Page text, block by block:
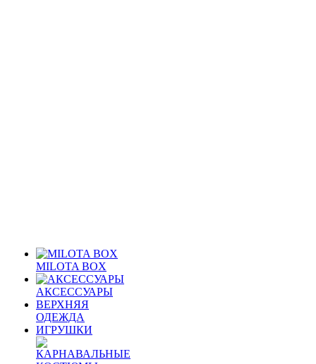
MILOTA BOX
АКСЕССУАРЫ
ВЕРХНЯЯ
ОДЕЖДА
ИГРУШКИ